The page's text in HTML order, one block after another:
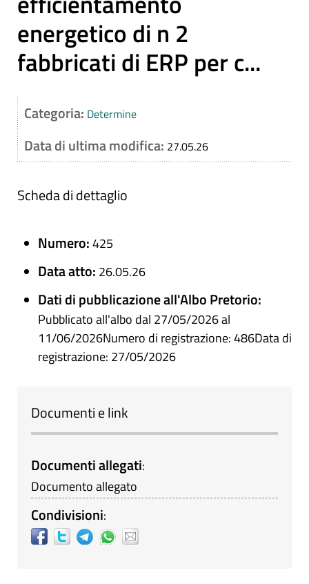
energetico di n 2
fabbricati di ERP per c...
Categoria: Determine
Data di ultima modifica: 27.05.26
Scheda di dettaglio
Numero:425
Data atto: 26.05.26
Dati di pubblicazione all'Albo Pretorio:
Pubblicato all'albo dal 27/05/2026 al
11/06/2026Numero di registrazione: 486Data di
registrazione: 27/05/2026
Documenti e link
Documenti allegati:
Documento allegato
Condivisioni: